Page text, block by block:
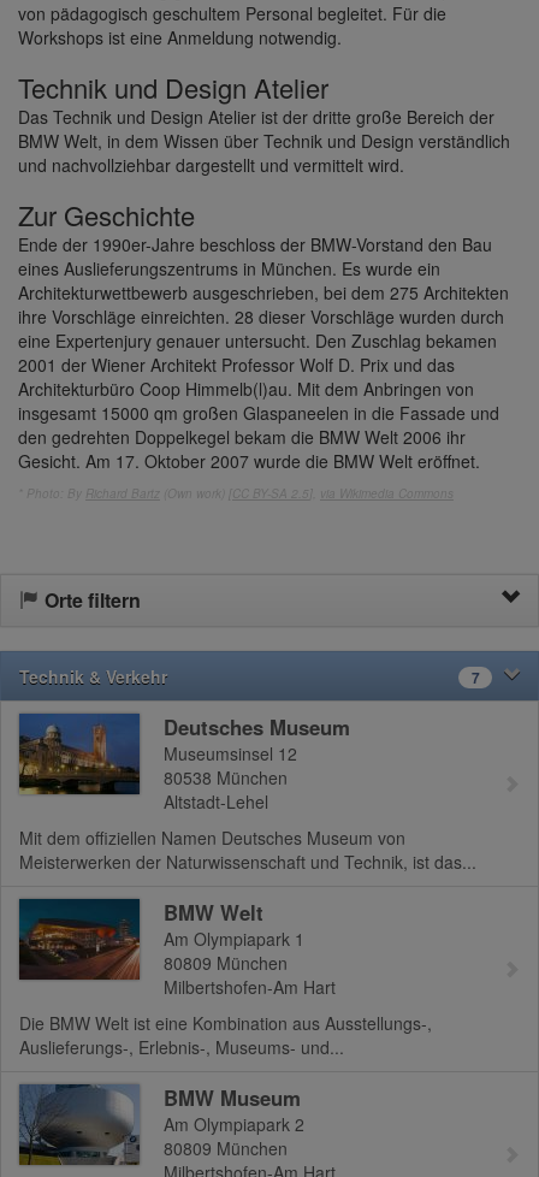
von pädagogisch geschultem Personal begleitet. Für die
Workshops ist eine Anmeldung notwendig.
Technik und Design Atelier
Das Technik und Design Atelier ist der dritte große Bereich der
BMW Welt, in dem Wissen über Technik und Design verständlich
und nachvollziehbar dargestellt und vermittelt wird.
Zur Geschichte
Ende der 1990er-Jahre beschloss der BMW-Vorstand den Bau
eines Auslieferungszentrums in München. Es wurde ein
Architekturwettbewerb ausgeschrieben, bei dem 275 Architekten
ihre Vorschläge einreichten. 28 dieser Vorschläge wurden durch
eine Expertenjury genauer untersucht. Den Zuschlag bekamen
2001 der Wiener Architekt Professor Wolf D. Prix und das
Architekturbüro Coop Himmelb(l)au. Mit dem Anbringen von
insgesamt 15000 qm großen Glaspaneelen in die Fassade und
den gedrehten Doppelkegel bekam die BMW Welt 2006 ihr
Gesicht. Am 17. Oktober 2007 wurde die BMW Welt eröffnet.
* Photo: By Richard Bartz (Own work) [ CC BY-SA 2.5 ], via Wikimedia Commons
Orte filtern
Technik & Verkehr 7
Deutsches Museum
Museumsinsel 12
80538 München
Altstadt-Lehel
Mit dem offiziellen Namen Deutsches Museum von
Meisterwerken der Naturwissenschaft und Technik, ist das...
BMW Welt
Am Olympiapark 1
80809 München
Milbertshofen-Am Hart
Die BMW Welt ist eine Kombination aus Ausstellungs-,
Auslieferungs-, Erlebnis-, Museums- und...
BMW Museum
Am Olympiapark 2
80809 München
Milbertshofen-Am Hart